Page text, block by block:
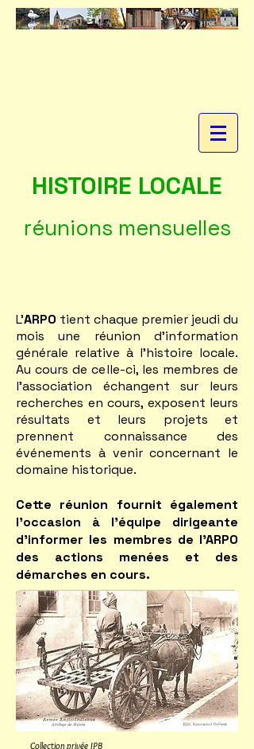
HISTOIRE LOCALE
réunions mensuelles
L'ARPO tient chaque premier jeudi du
mois une réunion d'information
générale relative à l'histoire locale.
Au cours de celle-ci, les membres de
l'association échangent sur leurs
recherches en cours, exposent leurs
résultats et leurs projets et
prennent connaissance des
événements à venir concernant le
domaine historique.
Cette réunion fournit également
l'occasion à l'équipe dirigeante
d'informer les membres de l'ARPO
des actions menées et des
démarches en cours.
Collection privée JPB